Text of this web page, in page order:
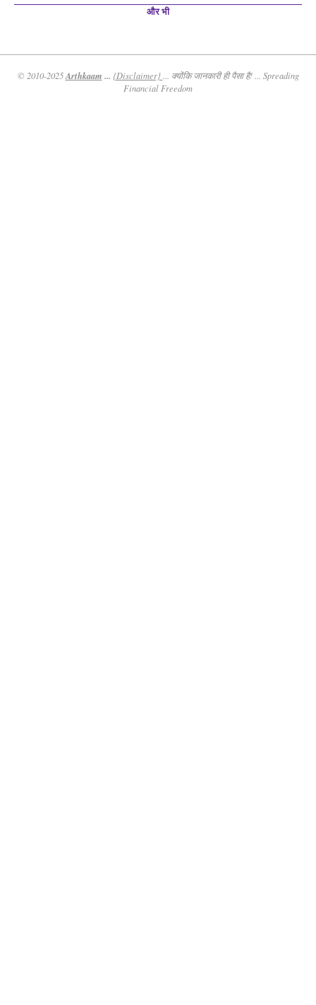
और भी
© 2010-2025Arthkaam ... {Disclaimer}
... क्योंकि जानकारी ही पैसा है! ... Spreading
Financial Freedom